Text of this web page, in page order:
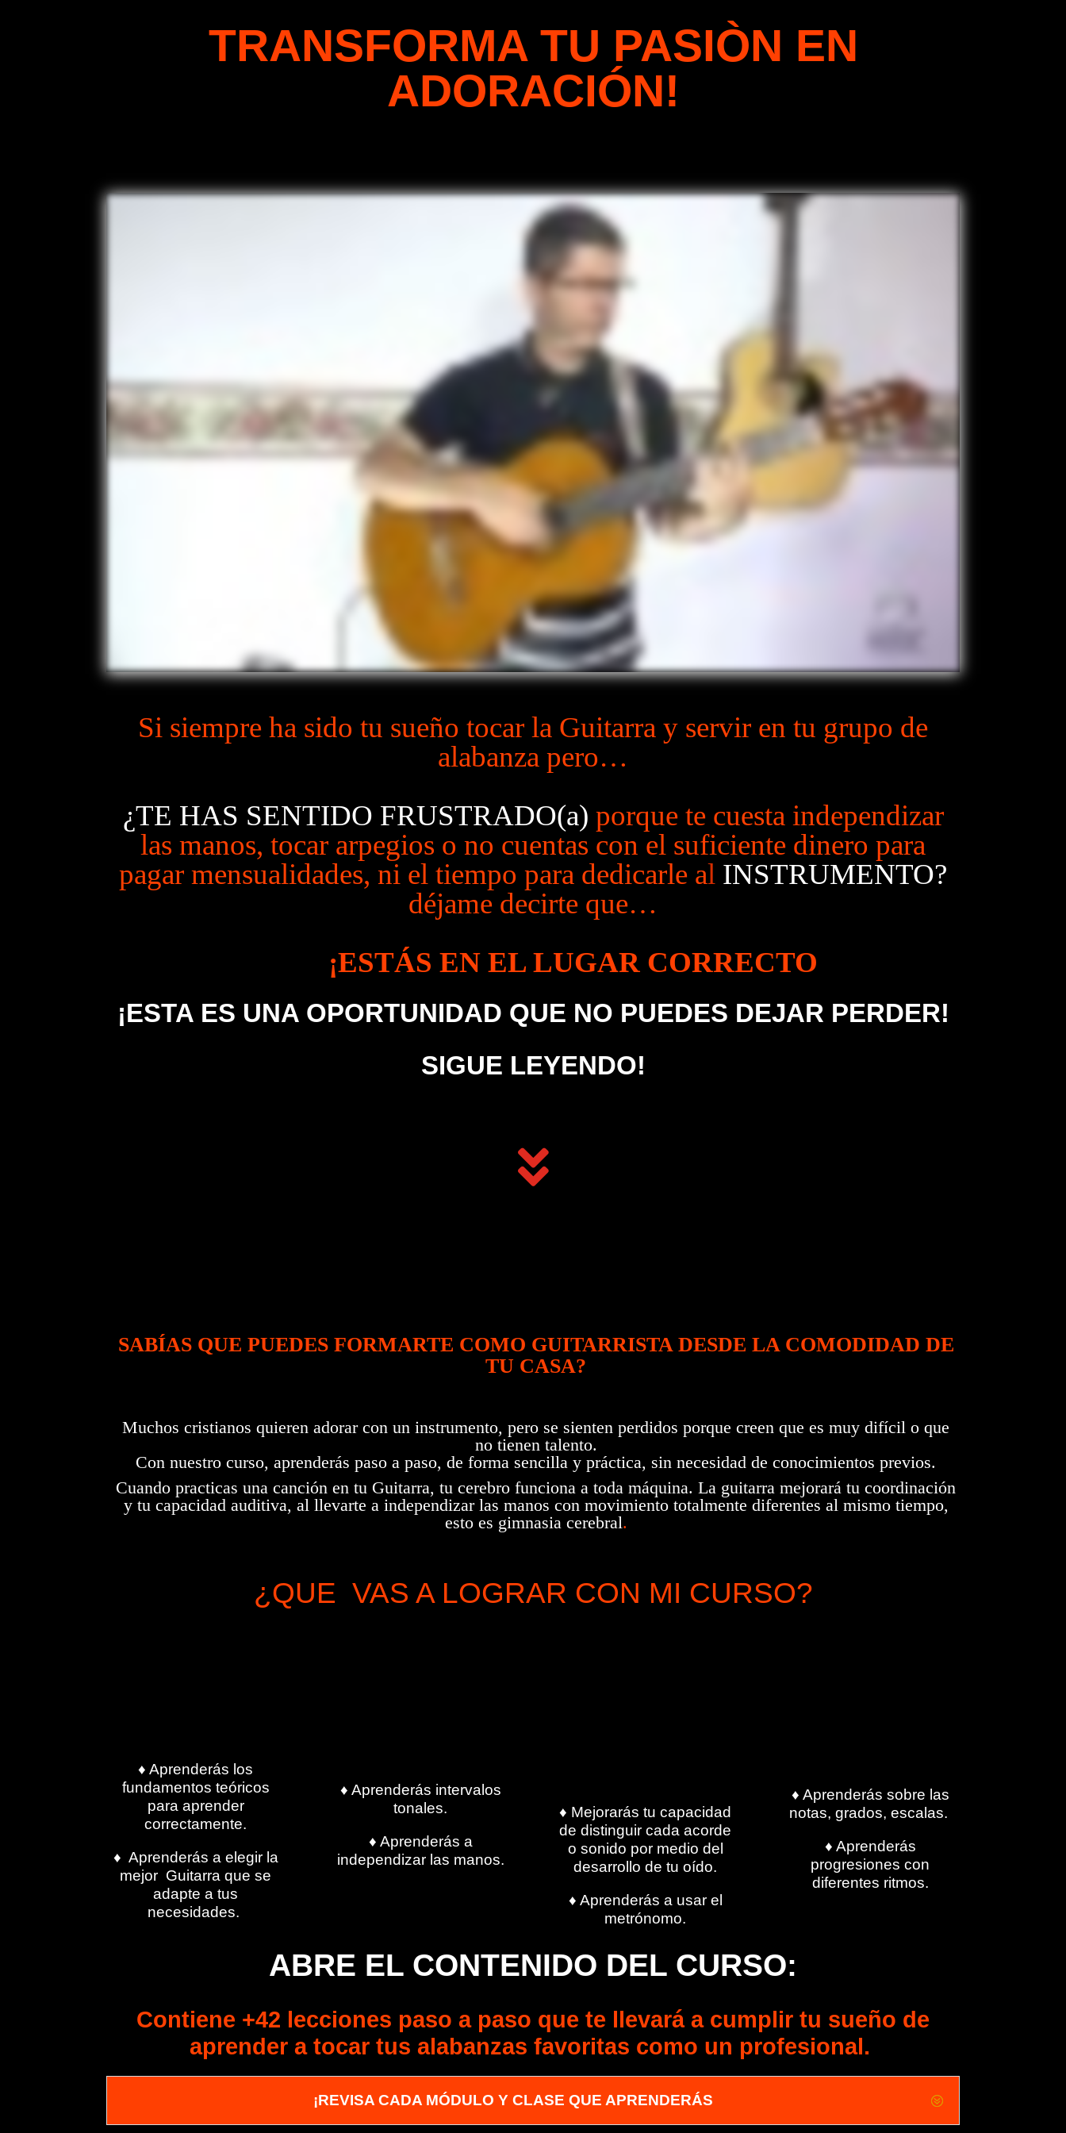
TRANSFORMA TU PASIÒN EN
ADORACIÓN!
Si siempre ha sido tu sueño tocar la Guitarra y servir en tu grupo de
alabanza pero…
¿TE HAS SENTIDO FRUSTRADO(a) porque te cuesta independizar
las manos, tocar arpegios o no cuentas con el suficiente dinero para
pagar mensualidades, ni el tiempo para dedicarle al INSTRUMENTO?
déjame decirte que…
¡ESTÁS EN EL LUGAR CORRECTO
¡ESTA ES UNA OPORTUNIDAD QUE NO PUEDES DEJAR PERDER!
SIGUE LEYENDO!

SABÍAS QUE PUEDES FORMARTE COMO GUITARRISTA DESDE LA COMODIDAD DE
TU CASA?
Muchos cristianos quieren adorar con un instrumento, pero se sienten perdidos porque creen que es muy difícil o que
no tienen talento.
Con nuestro curso, aprenderás paso a paso, de forma sencilla y práctica, sin necesidad de conocimientos previos.
Cuando practicas una canción en tu Guitarra, tu cerebro funciona a toda máquina. La guitarra mejorará tu coordinación
y tu capacidad auditiva, al llevarte a independizar las manos con movimiento totalmente diferentes al mismo tiempo,
esto es gimnasia cerebral.
¿QUE VAS A LOGRAR CON MI CURSO?
♦ Aprenderás los
fundamentos teóricos
para aprender
correctamente.
♦ Aprenderás a elegir la
mejor Guitarra que se
adapte a tus
necesidades.
♦ Aprenderás intervalos
tonales.
♦ Aprenderás a
independizar las manos.
♦ Mejorarás tu capacidad
de distinguir cada acorde
o sonido por medio del
desarrollo de tu oído.
♦ Aprenderás a usar el
metrónomo.
♦ Aprenderás sobre las
notas, grados, escalas.
♦ Aprenderás
progresiones con
diferentes ritmos.
ABRE EL CONTENIDO DEL CURSO:
Contiene +42 lecciones paso a paso que te llevará a cumplir tu sueño de
aprender a tocar tus alabanzas favoritas como un profesional.
¡REVISA CADA MÓDULO Y CLASE QUE APRENDERÁS